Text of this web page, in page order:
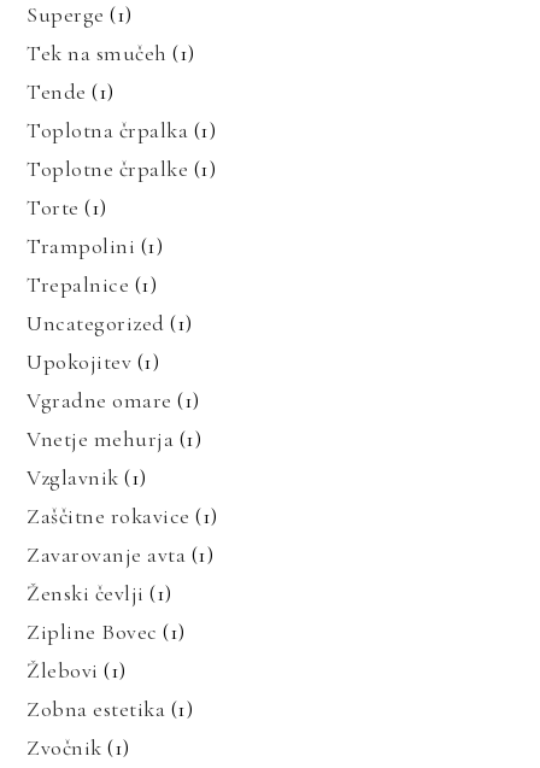
Superge (1)
Tek na smučeh (1)
Tende (1)
Toplotna črpalka (1)
Toplotne črpalke (1)
Torte (1)
Trampolini (1)
Trepalnice (1)
Uncategorized (1)
Upokojitev (1)
Vgradne omare (1)
Vnetje mehurja (1)
Vzglavnik (1)
Zaščitne rokavice (1)
Zavarovanje avta (1)
Ženski čevlji (1)
Zipline Bovec (1)
Žlebovi (1)
Zobna estetika (1)
Zvočnik (1)